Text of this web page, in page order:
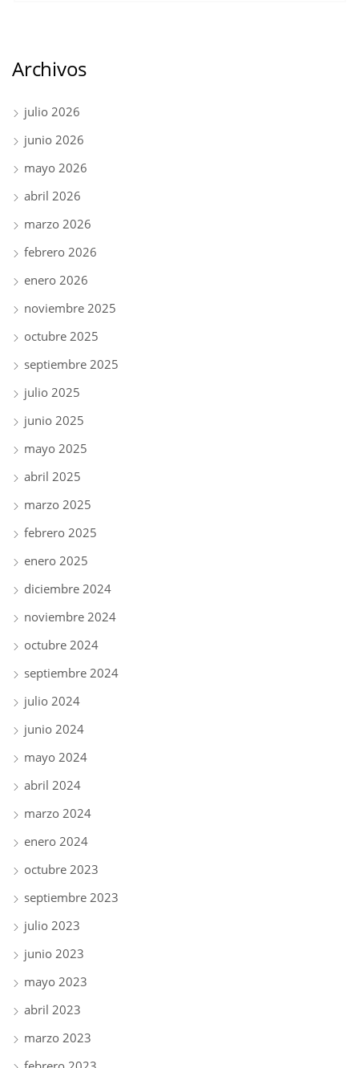
Archivos
julio 2026
junio 2026
mayo 2026
abril 2026
marzo 2026
febrero 2026
enero 2026
noviembre 2025
octubre 2025
septiembre 2025
julio 2025
junio 2025
mayo 2025
abril 2025
marzo 2025
febrero 2025
enero 2025
diciembre 2024
noviembre 2024
octubre 2024
septiembre 2024
julio 2024
junio 2024
mayo 2024
abril 2024
marzo 2024
enero 2024
octubre 2023
septiembre 2023
julio 2023
junio 2023
mayo 2023
abril 2023
marzo 2023